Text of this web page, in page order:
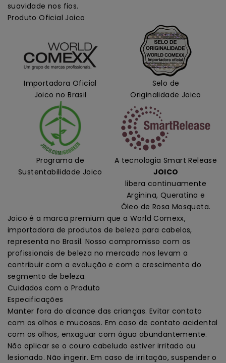
suavidade nos fios.
Produto Oficial Joico
Importadora Oficial
Joico no Brasil
Selo de
Originalidade Joico
Programa de
Sustentabilidade Joico
A tecnologia Smart Release
JOICO
libera continuamente
Arginina, Queratina e
Óleo de Rosa Mosqueta.
Joico é a marca premium que a World Comexx,
importadora de produtos de beleza para cabelos,
representa no Brasil. Nosso compromisso com os
profissionais de beleza no mercado nos levam a
contribuir com a evolução e com o crescimento do
segmento de beleza.
Cuidados com o Produto
Especificações
Manter fora do alcance das crianças. Evitar contato
com os olhos e mucosas. Em caso de contato acidental
com os olhos, enxaguar com água abundantemente.
Não aplicar se o couro cabeludo estiver irritado ou
lesionado. Não ingerir. Em caso de irritação, suspender o